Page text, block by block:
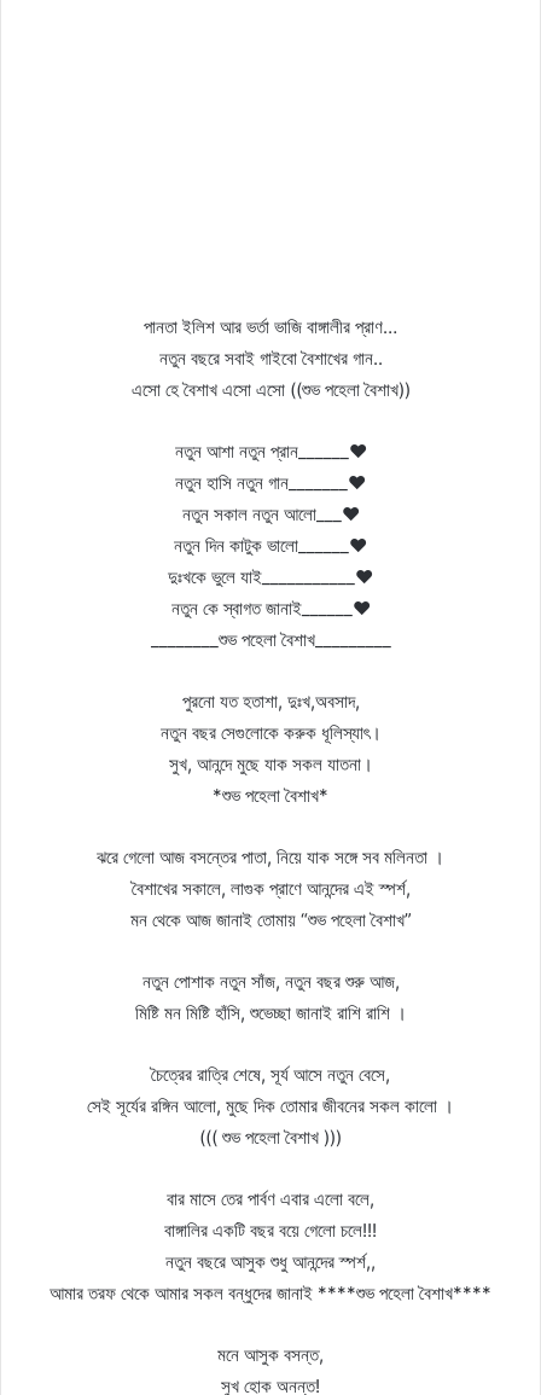
পানতা ইলিশ আর ভর্তা ভাজি বাঙ্গালীর প্রাণ…
নতুন বছরে সবাই গাইবো বৈশাখের গান..
এসো হে বৈশাখ এসো এসো ((শুভ পহেলা বৈশাখ))
নতুন আশা নতুন প্রান______♥
নতুন হাসি নতুন গান_______♥
নতুন সকাল নতুন আলো___♥
নতুন দিন কাটুক ভালো______♥
দুঃখকে ভুলে যাই___________♥
নতুন কে স্বাগত জানাই______♥
________শুভ পহেলা বৈশাখ_________
পুরনো যত হতাশা, দুঃখ,অবসাদ,
নতুন বছর সেগুলোকে করুক ধূলিস্যাৎ।
সুখ, আনন্দে মুছে যাক সকল যাতনা।
*শুভ পহেলা বৈশাখ*
ঝরে গেলো আজ বসন্তের পাতা, নিয়ে যাক সঙ্গে সব মলিনতা ।
বৈশাখের সকালে, লাগুক প্রাণে আনন্দের এই স্পর্শ,
মন থেকে আজ জানাই তোমায় “শুভ পহেলা বৈশাখ”
নতুন পোশাক নতুন সাঁজ, নতুন বছর শুরু আজ,
মিষ্টি মন মিষ্টি হাঁসি, শুভেচ্ছা জানাই রাশি রাশি ।
চৈত্রের রাত্রি শেষে, সূর্য আসে নতুন বেসে,
সেই সূর্যের রঙ্গিন আলো, মুছে দিক তোমার জীবনের সকল কালো ।
((( শুভ পহেলা বৈশাখ )))
বার মাসে তের পার্বণ এবার এলো বলে,
বাঙ্গালির একটি বছর বয়ে গেলো চলে!!!
নতুন বছরে আসুক শুধু আনন্দের স্পর্শ,,
আমার তরফ থেকে আমার সকল বন্ধুদের জানাই ****শুভ পহেলা বৈশাখ****
মনে আসুক বসন্ত,
সুখ হোক অনন্ত!